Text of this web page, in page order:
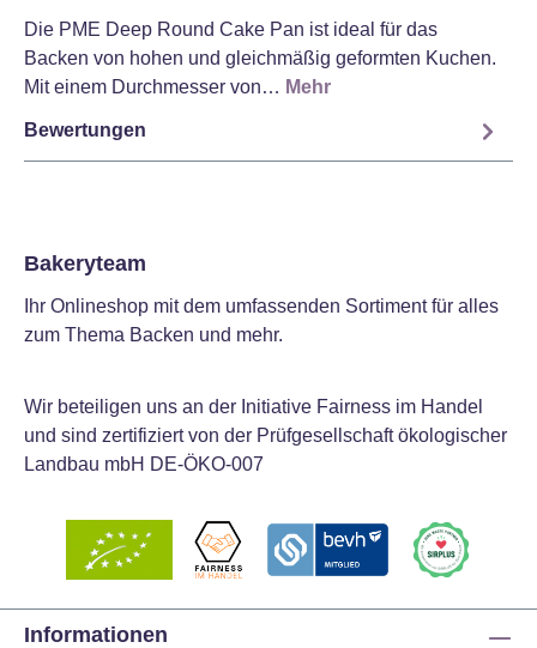
Die PME Deep Round Cake Pan ist ideal für das
Backen von hohen und gleichmäßig geformten Kuchen.
Mit einem Durchmesser von… Mehr
Bewertungen
Bakeryteam
Ihr Onlineshop mit dem umfassenden Sortiment für alles
zum Thema Backen und mehr.
Wir beteiligen uns an der Initiative Fairness im Handel
und sind zertifiziert von der Prüfgesellschaft ökologischer
Landbau mbH DE-ÖKO-007
Informationen